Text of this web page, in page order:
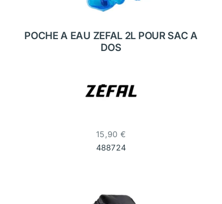
POCHE A EAU ZEFAL 2L POUR SAC A
DOS
15,90 €
488724